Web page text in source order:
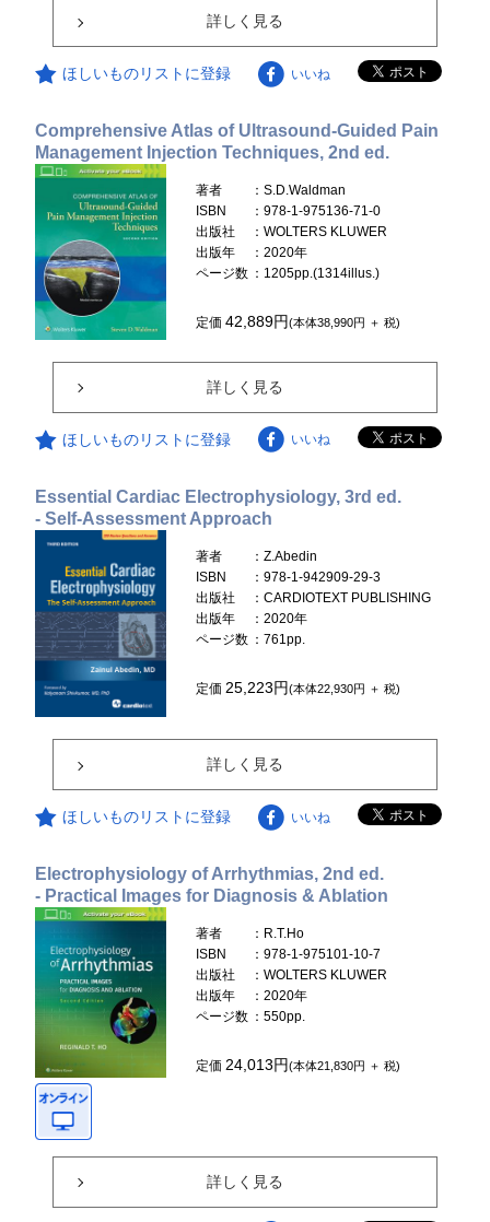
詳しく見る
ほしいものリストに登録 いいね
Comprehensive Atlas of Ultrasound-Guided Pain
Management Injection Techniques, 2nd ed.
著者
：S.D.Waldman
ISBN
：978-1-975136-71-0
出版社
：WOLTERS KLUWER
出版年
：2020年
ページ数 ：1205pp.(1314illus.)
定価42,889円(本体38,990円 ＋ 税)
詳しく見る
ほしいものリストに登録 いいね
Essential Cardiac Electrophysiology, 3rd ed.
- Self-Assessment Approach
著者
：Z.Abedin
ISBN
：978-1-942909-29-3
出版社
：CARDIOTEXT PUBLISHING
出版年
：2020年
ページ数 ：761pp.
定価 25,223円(本体22,930円 ＋ 税)
詳しく見る
ほしいものリストに登録 いいね
Electrophysiology of Arrhythmias, 2nd ed.
- Practical Images for Diagnosis & Ablation
著者
：R.T.Ho
ISBN
：978-1-975101-10-7
出版社
：WOLTERS KLUWER
出版年
：2020年
ページ数 ：550pp.
定価24,013円(本体21,830円 ＋ 税)
詳しく見る